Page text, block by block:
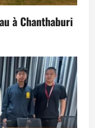
à Chanthaburi